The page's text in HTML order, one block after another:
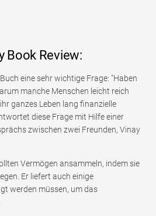
Book Review:
eine sehr wichtige Frage: "Haben
manche Menschen leicht reich
ganzes Leben lang finanzielle
diese Frage mit Hilfe einer
zwischen zwei Freunden, Vinay
Vermögen ansammeln, indem sie
Er liefert auch einige
werden müssen, um das